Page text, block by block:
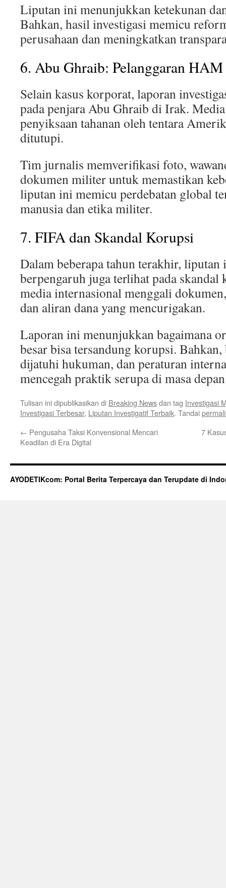
Liputan ini menunjukkan ketekunan
Bahkan, hasil investigasi memicu
perusahaan dan meningkatkan
6. Abu Ghraib: Pelanggaran
Selain kasus korporat, laporan
pada penjara Abu Ghraib di Irak.
penyiksaan tahanan oleh tentara
ditutupi.
Tim jurnalis memverifikasi foto,
dokumen militer untuk memastikan
liputan ini memicu perdebatan global
manusia dan etika militer.
7. FIFA dan Skandal Korupsi
Dalam beberapa tahun terakhir,
berpengaruh juga terlihat pada
media internasional menggali
dan aliran dana yang mencurigakan.
Laporan ini menunjukkan bagaimana
besar bisa tersandung korupsi.
dijatuhi hukuman, dan peraturan
mencegah praktik serupa di masa
Tulisan ini dipublikasikan di Breaking Newsdan tag Investigasi
Investigasi Terbesar, Liputan Investigatif Terbaik. Tandai
← Pengusaha Taksi Konvensional Mencari
Keadilan di Era Digital
7
AYODETIKcom: Portal Berita Terpercaya dan Terupdate di